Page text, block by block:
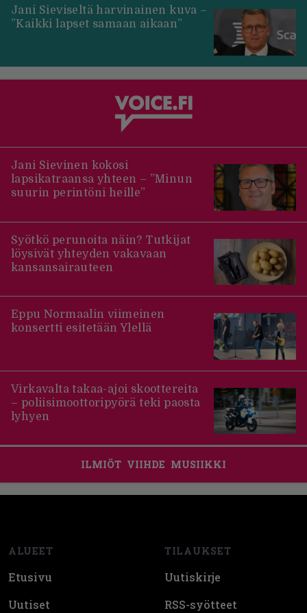
Jani Sieviseltä harvinainen kuva –
”Kaikki lapset samaan aikaan”
Jani Sievinen kokosi
lapsikatraansa yhteen – ”Minun
suurin perintöni heille”
Syötkö perunoita näin? Tutkijat
löysivät yhteyden vakavaan
kansansairauteen
Eppu Normaalin viimeinen
konsertti esitetään Ylellä
Virkavalta takaa-ajoi skoottereita
– poliisimoottoripyörä teki paosta
lyhyen
ILMIÖT VIIHDE MUSIIKKI
ALUEET
Etusivu
Uutiset
TILAUKSET
Uutiskirje
RSS-syötteet